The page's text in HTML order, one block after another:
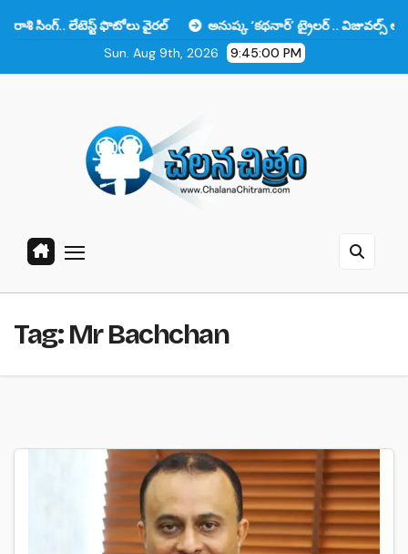
ఫొటోలు వైరల్
అనుష్క ‘కథనార్’ ట్రైలర్ .. విజువల్స్ అదిరిపోయాయి
Sun. Aug 9th, 2026
9:45:01 PM
Tag:Mr Bachchan